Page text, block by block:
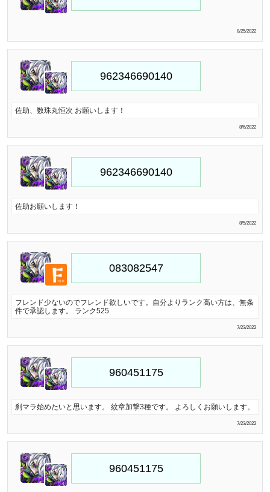
8/25/2022
佐助、数珠丸恒次 お願いします！
8/6/2022
佐助お願いします！
8/5/2022
フレンド少ないのでフレンド欲しいです。自分よりランク高い方は、無条
件で承認します。 ランク525
7/23/2022
刹マラ始めたいと思います。 紋章加撃3種です。 よろしくお願いします。
7/23/2022